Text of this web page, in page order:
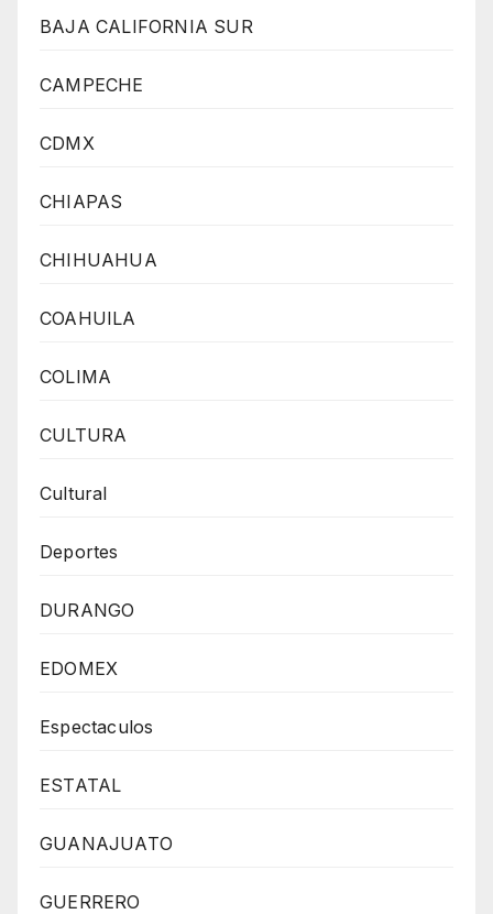
BAJA CALIFORNIA SUR
CAMPECHE
CDMX
CHIAPAS
CHIHUAHUA
COAHUILA
COLIMA
CULTURA
Cultural
Deportes
DURANGO
EDOMEX
Espectaculos
ESTATAL
GUANAJUATO
GUERRERO